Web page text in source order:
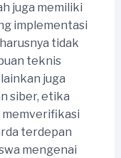
juga memiliki
implementasi
tidak
teknis
juga
siber, etika
memverifikasi
terdepan
mengenai